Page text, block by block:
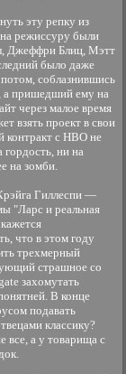
эту репку из
режиссуру были
Джеффри Блиц, Мэтт
было даже
потом, соблазнившись
а пришедший ему на
через малое время
взять проект в свои
контракт с НВО не
гордость, ни на
на зомби.
Гиллеспи —
"Ларс и реальная
что в этом году
трехмерный
страшное со
захомутать
В конце
подавать
классику?
а у товарища с